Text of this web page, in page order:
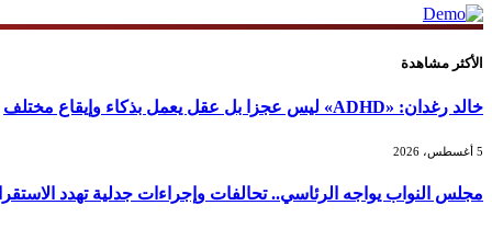
الأكثر مشاهدة
خالد رغدان: «ADHD» ليس عجزا بل عقل يعمل بذكاء وإيقاع مختلف
5 أغسطس، 2026
مجلس النواب يواجه الرئاسي.. تحالفات وإجراءات جدلية تهدد